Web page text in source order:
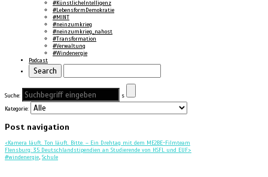
#KünstlicheIntelligenz
#LebensformDemokratie
#MINT
#neinzumkrieg
#neinzumkrieg_nahost
#Transformation
#Verwaltung
#Windenergie
Podcast
Suche:
s
Kategorie:
Post navigation
<Kamera läuft. Ton läuft. Bitte. – Ein Drehtag mit dem ME2BE-Filmteam
Flensburg: 35 Deutschlandstipendien an Studierende von HSFL und EUF>
#windenergie, Schule